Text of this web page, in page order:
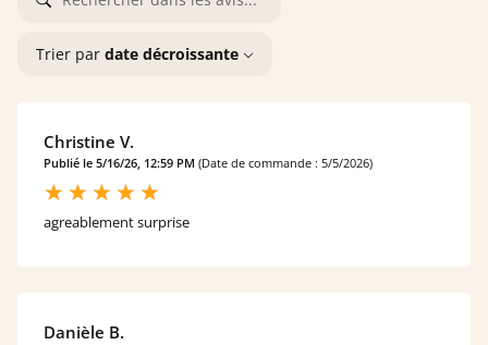
Trier par date décroissante
Christine V.
Publié le 5/16/26, 12:59 PM (Date de commande : 5/5/2026)
agreablement surprise
Danièle B.